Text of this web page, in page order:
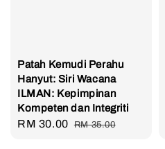
Patah Kemudi Perahu
Hanyut: Siri Wacana
ILMAN: Kepimpinan
Kompeten dan Integriti
Sale
RM 30.00 Regular
RM 35.00